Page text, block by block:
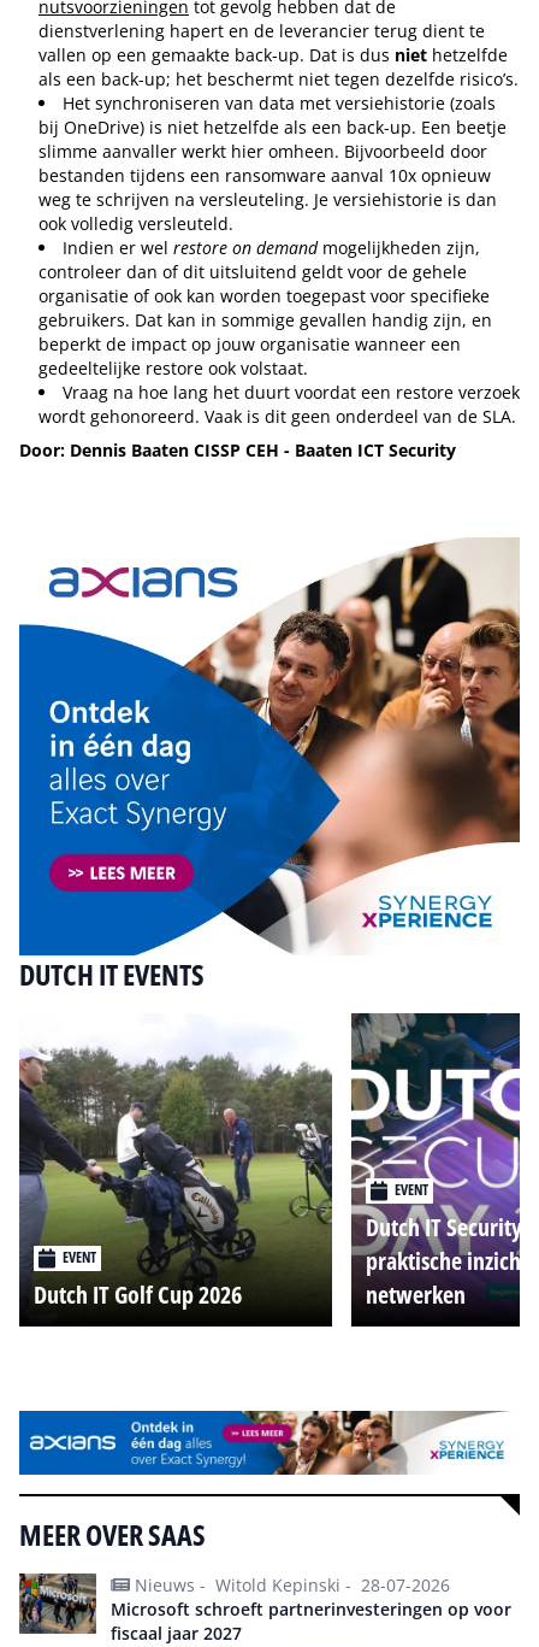
nutsvoorzieningen tot gevolg hebben dat de
dienstverlening hapert en de leverancier terug dient te
vallen op een gemaakte back-up. Dat is dus niet hetzelfde
als een back-up; het beschermt niet tegen dezelfde risico’s.
Het synchroniseren van data met versiehistorie (zoals
bij OneDrive) is niet hetzelfde als een back-up. Een beetje
slimme aanvaller werkt hier omheen. Bijvoorbeeld door
bestanden tijdens een ransomware aanval 10x opnieuw
weg te schrijven na versleuteling. Je versiehistorie is dan
ook volledig versleuteld.
Indien er wel restore on demandmogelijkheden zijn,
controleer dan of dit uitsluitend geldt voor de gehele
organisatie of ook kan worden toegepast voor specifieke
gebruikers. Dat kan in sommige gevallen handig zijn, en
beperkt de impact op jouw organisatie wanneer een
gedeeltelijke restore ook volstaat.
Vraag na hoe lang het duurt voordat een restore verzoek
wordt gehonoreerd. Vaak is dit geen onderdeel van de SLA.
Door: Dennis Baaten CISSP CEH - Baaten ICT Security
DUTCH IT EVENTS
EVENT
Dutch IT Golf Cup 2026
EVENT
Dutch IT Security
praktische
netwerken
MEER OVER SAAS
Nieuws - Witold Kepinski - 28-07-2026
Microsoft schroeft partnerinvesteringen op voor
fiscaal jaar 2027